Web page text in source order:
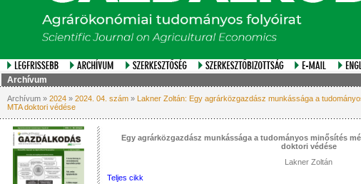
Archívum
Archívum » 2024 » 2024. 04. szám » Lakner Zoltán: Egy agrárközgazdász munkássága a
MTA doktori védése
Egy agrárközgazdász munkássága a tudományos minősítés
doktori védése
Lakner Zoltán
Teljes cikk